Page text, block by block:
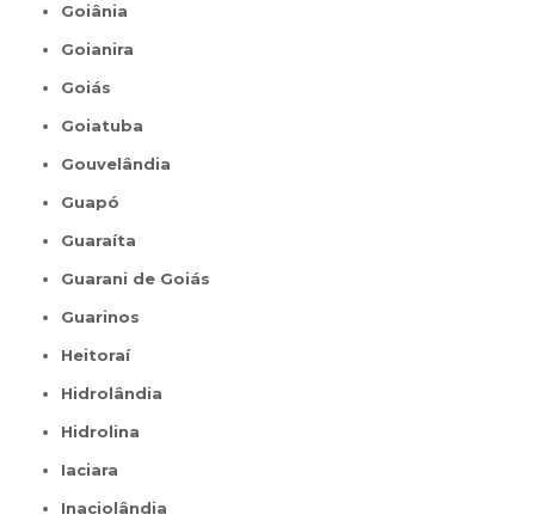
Goiânia
Goianira
Goiás
Goiatuba
Gouvelândia
Guapó
Guaraíta
Guarani de Goiás
Guarinos
Heitoraí
Hidrolândia
Hidrolina
Iaciara
Inaciolândia